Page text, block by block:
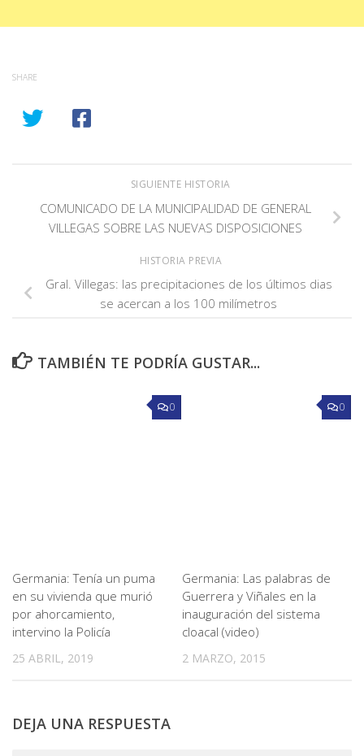
SHARE
SIGUIENTE HISTORIA
COMUNICADO DE LA MUNICIPALIDAD DE GENERAL
VILLEGAS SOBRE LAS NUEVAS DISPOSICIONES
HISTORIA PREVIA
Gral. Villegas: las precipitaciones de los últimos dias
se acercan a los 100 milímetros
TAMBIÉN TE PODRÍA GUSTAR...
0
Germania: Tenía un puma
en su vivienda que murió
por ahorcamiento,
intervino la Policía
25 ABRIL, 2019
0
Germania: Las palabras de
Guerrera y Viñales en la
inauguración del sistema
cloacal (video)
2 MARZO, 2015
DEJA UNA RESPUESTA